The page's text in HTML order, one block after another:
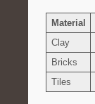
Material
Clay
Bricks
Tiles